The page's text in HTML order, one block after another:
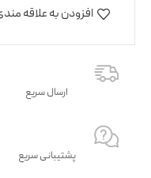
افزودن به علاقه
ارسال سریع
پشتیبانی سریع